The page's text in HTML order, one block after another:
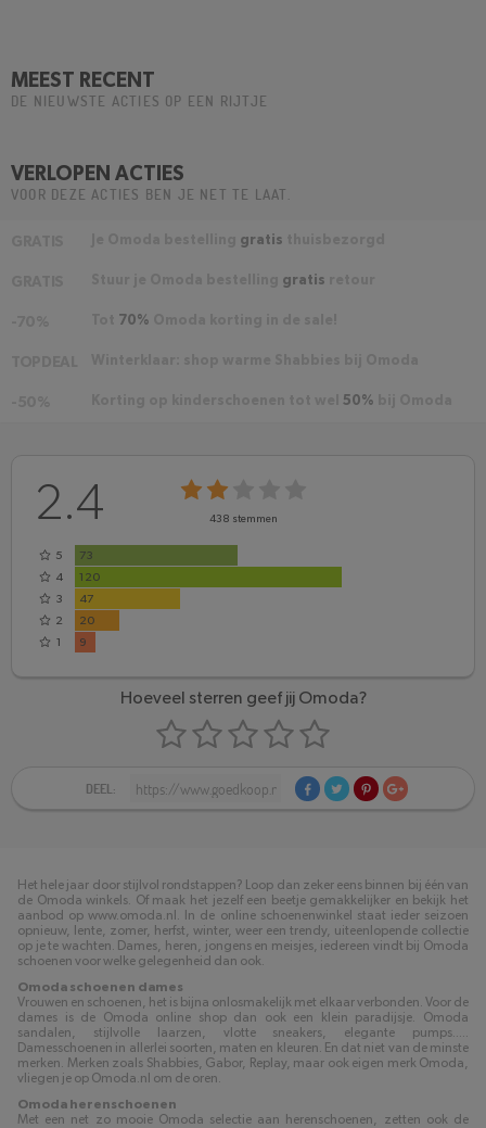
MEEST RECENT
DE NIEUWSTE ACTIES OP EEN RIJTJE
VERLOPEN ACTIES
VOOR DEZE ACTIES BEN JE NET TE LAAT.
gratis
gratis
70%
50%
2.4 438 stemmen
5
73
4
120
3
47
2
20
1
9
Hoeveel sterren geef jij Omoda?
DEEL:
Het hele jaar door stijlvol rondstappen? Loop dan zeker eens binnen bij één van
de Omoda winkels. Of maak het jezelf een beetje gemakkelijker en bekijk het
aanbod op www.omoda.nl. In de online schoenenwinkel staat ieder seizoen
opnieuw, lente, zomer, herfst, winter, weer een trendy, uiteenlopende collectie
op je te wachten. Dames, heren, jongens en meisjes, iedereen vindt bij Omoda
schoenen voor welke gelegenheid dan ook.
Omoda schoenen dames
Vrouwen en schoenen, het is bijna onlosmakelijk met elkaar verbonden. Voor de
dames is de Omoda online shop dan ook een klein paradijsje. Omoda
sandalen, stijlvolle laarzen, vlotte sneakers, elegante pumps.....
Damesschoenen in allerlei soorten, maten en kleuren. En dat niet van de minste
merken. Merken zoals Shabbies, Gabor, Replay, maar ook eigen merk Omoda,
vliegen je op Omoda.nl om de oren.
Omoda herenschoenen
Met een net zo mooie Omoda selectie aan herenschoenen, zetten ook de